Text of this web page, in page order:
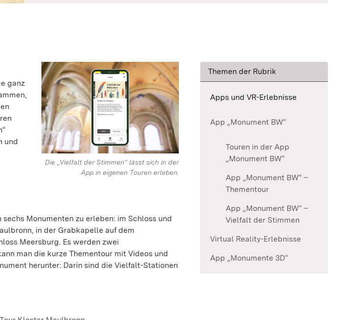
Die „Vielfalt der Stimmen“ lässt sich in der
App in eigenen Touren erleben.
ganz
und
Monumenten zu erleben: im Schloss und
in der Grabkapelle auf dem
Meersburg. Es werden zwei
man die kurze Thementour mit Videos und
herunter: Darin sind die Vielfalt-Stationen
Themen der Rubrik
Apps und VR-Erlebnisse
App „Monument BW“
Touren in der App
„Monument BW“
App „Monument BW“ –
Thementour
App „Monument BW“ –
Vielfalt der Stimmen
Virtual Reality-Erlebnisse
App „Monumente 3D“